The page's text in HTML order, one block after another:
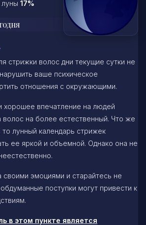
17%
стрижки волос дни текущие сутки не
ваше психическое
отношения с окружающими.
хорошее впечатление на людей
на более естественный. Что же
то лунный календарь стрижек
ее яркой и объемной. Однако она не
своими эмоциями и старайтесь не
поступки могут привести к
в этом пункте является